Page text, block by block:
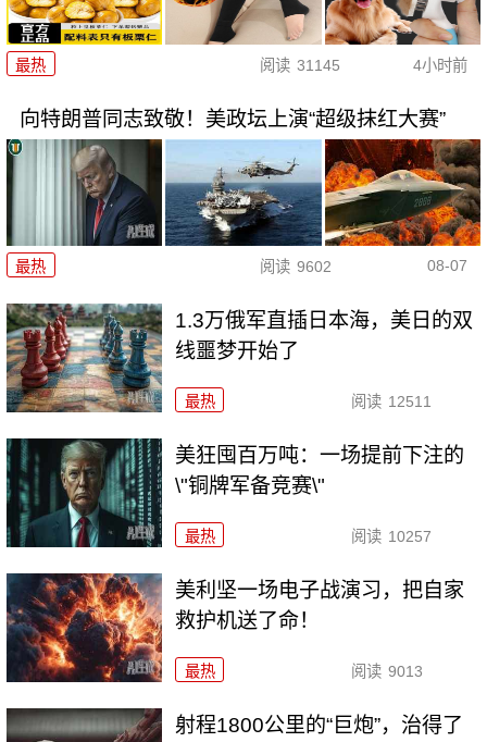
最热 阅读 31145 4小时前
向特朗普同志致敬！美政坛上演“超级抹红大赛”
最热 阅读 9602 08-07
1.3万俄军直插日本海，美日的双
线噩梦开始了
最热 阅读 12511
美狂囤百万吨：一场提前下注的
\"铜牌军备竞赛\"
最热 阅读 10257
美利坚一场电子战演习，把自家
救护机送了命！
最热 阅读 9013
射程1800公里的“巨炮”，治得了